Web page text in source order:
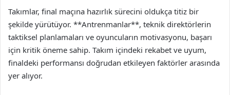
Takımlar, final maçına hazırlık sürecini oldukça titiz bir
şekilde yürütüyor. **Antrenmanlar**, teknik direktörlerin
taktiksel planlamaları ve oyuncuların motivasyonu, başarı
için kritik öneme sahip. Takım içindeki rekabet ve uyum,
finaldeki performansı doğrudan etkileyen faktörler arasında
yer alıyor.